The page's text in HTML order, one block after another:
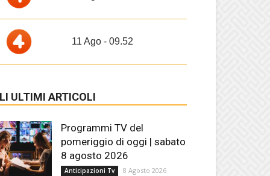
11 Ago - 09.52
ULTIMI ARTICOLI
Programmi TV del
pomeriggio di oggi | sabato
8 agosto 2026
Anticipazioni Tv 8 Agosto 2026